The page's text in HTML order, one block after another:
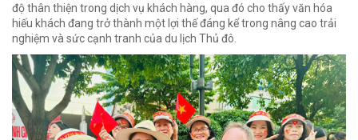
độ thân thiện trong dịch vụ khách hàng, qua đó cho thấy văn hóa
hiếu khách đang trở thành một lợi thế đáng kể trong nâng cao trải
nghiệm và sức cạnh tranh của du lịch Thủ đô.